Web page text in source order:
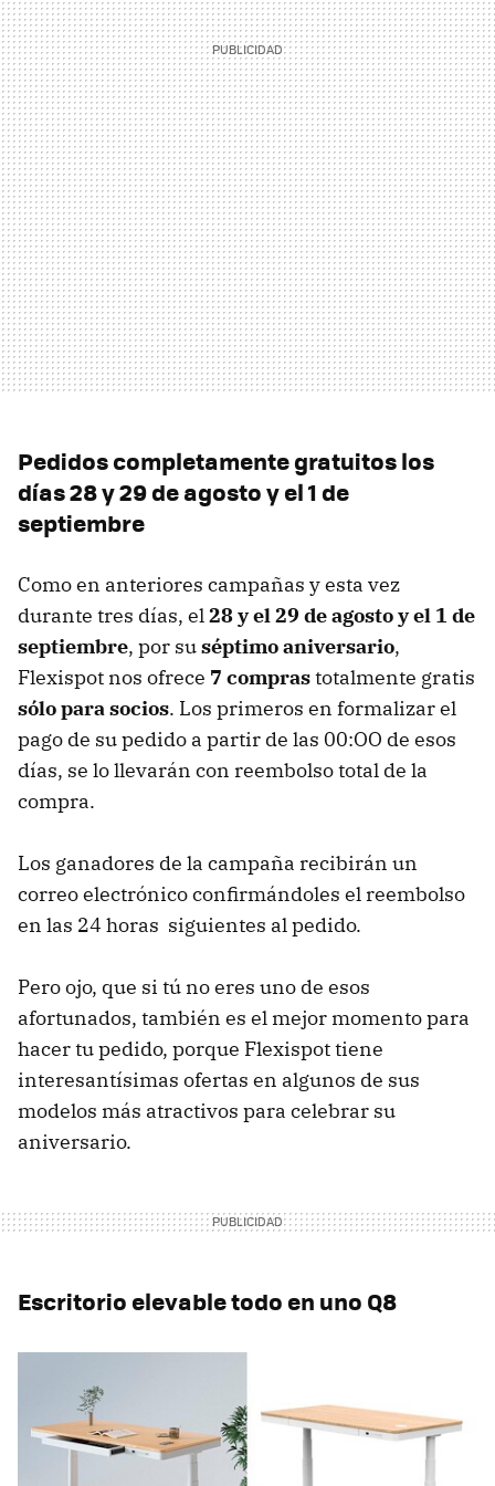
Pedidos completamente gratuitos los
días 28 y 29 de agosto y el 1 de
septiembre
Como en anteriores campañas y esta vez
durante tres días, el28 y el 29 de agosto y el 1 de
septiembre, por suséptimo aniversario,
Flexispot nos ofrece 7 comprastotalmente gratis
sólo para socios. Los primeros en formalizar el
pago de su pedido a partir de las 00:OO de esos
días, se lo llevarán con reembolso total de la
compra.
Los ganadores de la campaña recibirán un
correo electrónico confirmándoles el reembolso
en las 24 horas siguientes al pedido.
Pero ojo, que si tú no eres uno de esos
afortunados, también es el mejor momento para
hacer tu pedido, porque Flexispot tiene
interesantísimas ofertas en algunos de sus
modelos más atractivos para celebrar su
aniversario.
Escritorio elevable todo en uno Q8